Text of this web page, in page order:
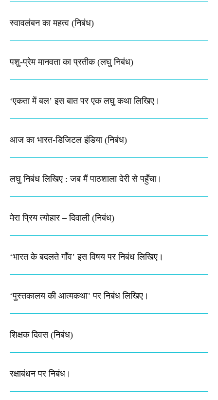
स्वावलंबन का महत्व (निबंध)
पशु-प्रेम मानवता का प्रतीक (लघु निबंध)
‘एकता में बल’ इस बात पर एक लघु कथा लिखिए।
आज का भारत-डिजिटल इंडिया (निबंध)
लघु निबंध लिखिए : जब मैं पाठशाला देरी से पहुँचा।
मेरा प्रिय त्योहार – दिवाली (निबंध)
‘भारत के बदलते गाँव’ इस विषय पर निबंध लिखिए।
‘पुस्तकालय की आत्मकथा’ पर निबंध लिखिए।
शिक्षक दिवस (निबंध)
रक्षाबंधन पर निबंध।